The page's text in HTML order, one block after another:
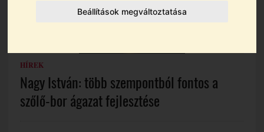
Beállítások megváltoztatása
HÍREK
Nagy István: több szempontból fontos a
szőlő-bor ágazat fejlesztése